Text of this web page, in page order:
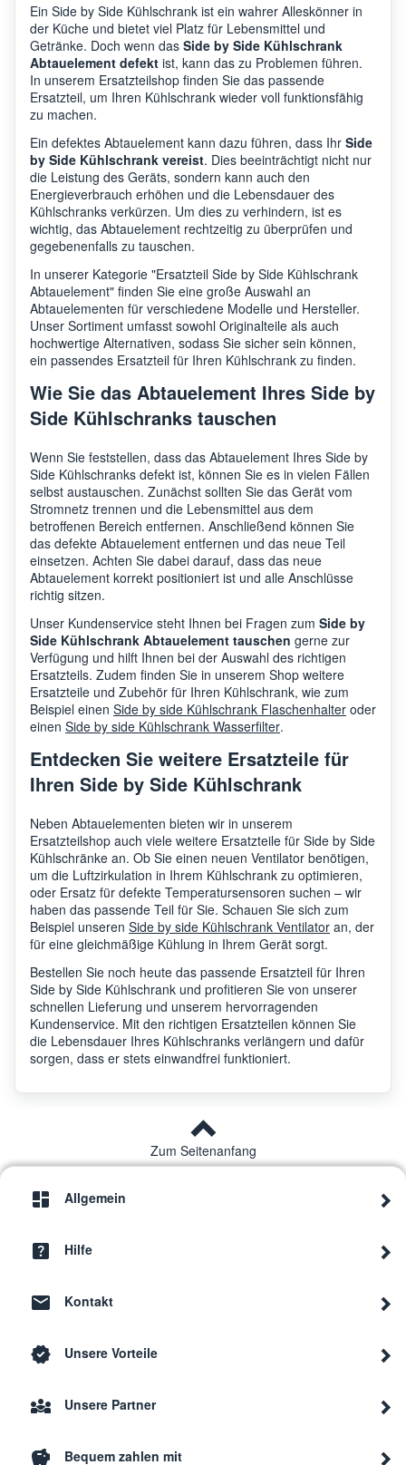
Ein Side by Side Kühlschrank ist ein wahrer Alleskönner in
der Küche und bietet viel Platz für Lebensmittel und
Getränke. Doch wenn das Side by Side Kühlschrank
Abtauelement defekt ist, kann das zu Problemen führen.
In unserem Ersatzteilshop finden Sie das passende
Ersatzteil, um Ihren Kühlschrank wieder voll funktionsfähig
zu machen.
Ein defektes Abtauelement kann dazu führen, dass Ihr Side
by Side Kühlschrank vereist. Dies beeinträchtigt nicht nur
die Leistung des Geräts, sondern kann auch den
Energieverbrauch erhöhen und die Lebensdauer des
Kühlschranks verkürzen. Um dies zu verhindern, ist es
wichtig, das Abtauelement rechtzeitig zu überprüfen und
gegebenenfalls zu tauschen.
In unserer Kategorie "Ersatzteil Side by Side Kühlschrank
Abtauelement" finden Sie eine große Auswahl an
Abtauelementen für verschiedene Modelle und Hersteller.
Unser Sortiment umfasst sowohl Originalteile als auch
hochwertige Alternativen, sodass Sie sicher sein können,
ein passendes Ersatzteil für Ihren Kühlschrank zu finden.
Wie Sie das Abtauelement Ihres Side by
Side Kühlschranks tauschen
Wenn Sie feststellen, dass das Abtauelement Ihres Side by
Side Kühlschranks defekt ist, können Sie es in vielen Fällen
selbst austauschen. Zunächst sollten Sie das Gerät vom
Stromnetz trennen und die Lebensmittel aus dem
betroffenen Bereich entfernen. Anschließend können Sie
das defekte Abtauelement entfernen und das neue Teil
einsetzen. Achten Sie dabei darauf, dass das neue
Abtauelement korrekt positioniert ist und alle Anschlüsse
richtig sitzen.
Unser Kundenservice steht Ihnen bei Fragen zum Side by
Side Kühlschrank Abtauelement tauschen gerne zur
Verfügung und hilft Ihnen bei der Auswahl des richtigen
Ersatzteils. Zudem finden Sie in unserem Shop weitere
Ersatzteile und Zubehör für Ihren Kühlschrank, wie zum
Beispiel einen Side by side Kühlschrank Flaschenhalter oder
einen Side by side Kühlschrank Wasserfilter.
Entdecken Sie weitere Ersatzteile für
Ihren Side by Side Kühlschrank
Neben Abtauelementen bieten wir in unserem
Ersatzteilshop auch viele weitere Ersatzteile für Side by Side
Kühlschränke an. Ob Sie einen neuen Ventilator benötigen,
um die Luftzirkulation in Ihrem Kühlschrank zu optimieren,
oder Ersatz für defekte Temperatursensoren suchen – wir
haben das passende Teil für Sie. Schauen Sie sich zum
Beispiel unseren Side by side Kühlschrank Ventilator an, der
für eine gleichmäßige Kühlung in Ihrem Gerät sorgt.
Bestellen Sie noch heute das passende Ersatzteil für Ihren
Side by Side Kühlschrank und profitieren Sie von unserer
schnellen Lieferung und unserem hervorragenden
Kundenservice. Mit den richtigen Ersatzteilen können Sie
die Lebensdauer Ihres Kühlschranks verlängern und dafür
sorgen, dass er stets einwandfrei funktioniert.
Zum Seitenanfang
Allgemein
Hilfe
Kontakt
Unsere Vorteile
Unsere Partner
Bequem zahlen mit